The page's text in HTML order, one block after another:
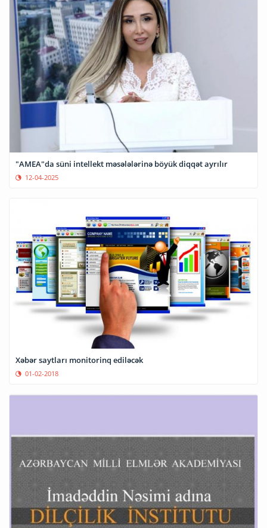
"AMEA"da süni intellekt məsələlərinə böyük diqqət ayrılır
12-04-2025
Xəbər saytları monitorinq ediləcək
01-02-2018